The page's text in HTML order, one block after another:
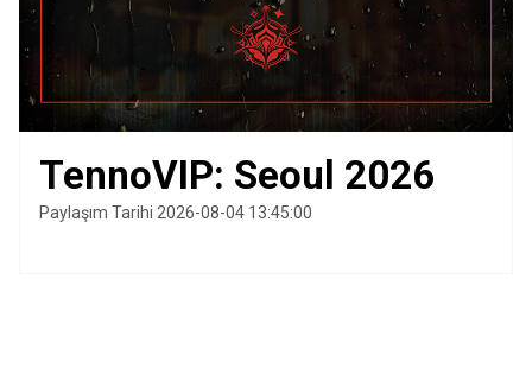
TennoVIP: Seoul 2026
Paylaşım Tarihi 2026-08-04 13:45:00